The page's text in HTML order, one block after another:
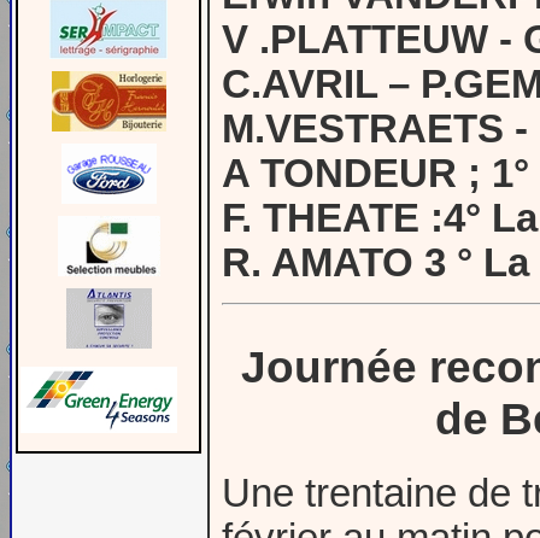
V .PLATTEUW -
C.AVRIL –
M.VESTRAETS
A TONDEUR ;
F. THEATE :4°
R. AMATO 3 °
Journée
de
Une trentaine de